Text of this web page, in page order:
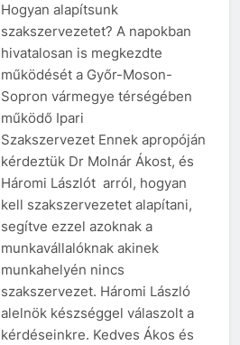
Hogyan alapítsunk
szakszervezetet? A napokban
hivatalosan is megkezdte
működését a Győr-Moson-
Sopron vármegye térségében
működő Ipari
Szakszervezet Ennek apropóján
kérdeztük Dr Molnár Ákost, és
Háromi Lászlót arról, hogyan
kell szakszervezetet alapítani,
segítve ezzel azoknak a
munkavállalóknak akinek
munkahelyén nincs
szakszervezet. Háromi László
alelnök készséggel válaszolt a
kérdéseinkre. Kedves Ákos és